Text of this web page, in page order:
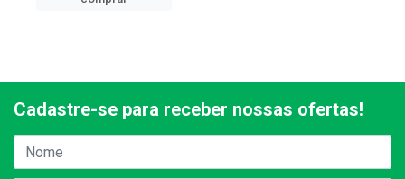
Cadastre-se para receber nossas ofertas!